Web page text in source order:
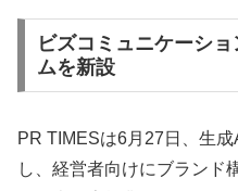
ビズコミュニケーシ
ムを新設
PR TIMESは6月27日、生
し、経営者向けにブランド